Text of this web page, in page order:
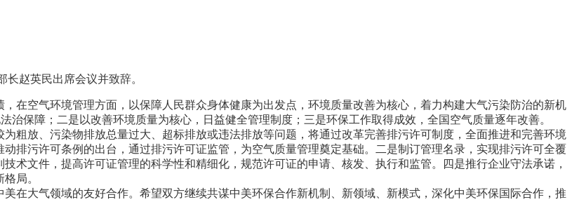
赵英民出席会议并致辞。
空气环境管理方面，以保障人民群众身体健康为出发点，环境质量改善为核心，着力构建大气污染防治的新机
治保障；二是以改善环境质量为核心，日益健全管理制度；三是环保工作取得成效，全国空气质量逐年改善。
放、污染物排放总量过大、超标排放或违法排放等问题，将通过改革完善排污许可制度，全面推进和完善环境
排污许可条例的出台，通过排污许可证监管，为空气质量管理奠定基础。二是制订管理名录，实现排污许可全覆
术文件，提高许可证管理的科学性和精细化，规范许可证的申请、核发、执行和监管。四是推行企业守法承诺，
局。
大气领域的友好合作。希望双方继续共谋中美环保合作新机制、新领域、新模式，深化中美环保国际合作，推